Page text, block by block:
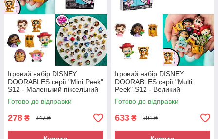
Ігровий набір DISNEY
DOORABLES серії "Mini Peek"
S12 - Маленький піксельний
будинок (44854)
Готово до відправки
278 ₴ 347 ₴
Ігровий набір DISNEY
DOORABLES серії "Multi
Peek" S12 - Великий
піксельний будинок (44856)
Готово до відправки
633 ₴ 791 ₴